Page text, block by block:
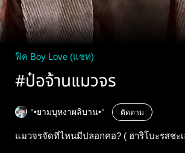
ฟิค Boy Love (แชท)
#ป๋อจ้านแมวจร
°•ยามบุหงาผลิบาน•° ติดตาม
แมวจรจัดที่ไหนมีปลอกคอ? ( ฮาริโบะรสชะ